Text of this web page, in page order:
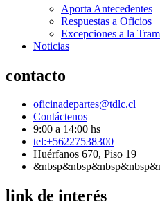
Aporta Antecedentes
Respuestas a Oficios
Excepciones a la
Noticias
contacto
oficinadepartes@tdlc.cl
Contáctenos
9:00 a 14:00 hs
tel:+56227538300
Huérfanos 670, Piso 19
link de interés